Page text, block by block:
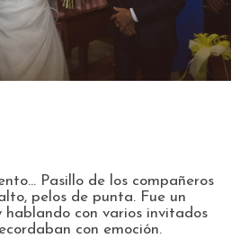
Pasillo de los compañeros
pelos de punta. Fue un
hablando con varios invitados
con emoción.